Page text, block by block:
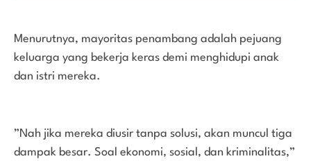
Menurutnya, mayoritas penambang adalah pejuang
keluarga yang bekerja keras demi menghidupi anak
dan istri mereka.
”Nah jika mereka diusir tanpa solusi, akan muncul tiga
dampak besar. Soal ekonomi, sosial, dan kriminalitas,”